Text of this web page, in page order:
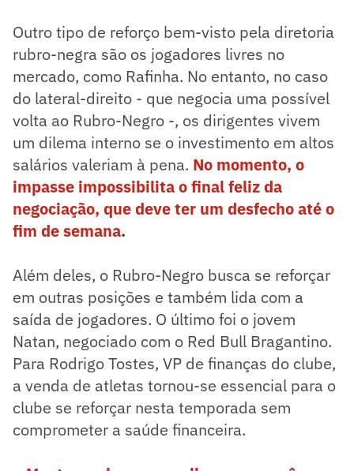
Outro tipo de reforço bem-visto pela diretoria
rubro-negra são os jogadores livres no
mercado, como Rafinha. No entanto, no caso
do lateral-direito - que negocia uma possível
volta ao Rubro-Negro -, os dirigentes vivem
um dilema interno se o investimento em altos
salários valeriam à pena. No momento, o
impasse impossibilita o final feliz da
negociação, que deve ter um desfecho até o
fim de semana.
Além deles, o Rubro-Negro busca se reforçar
em outras posições e também lida com a
saída de jogadores. O último foi o jovem
Natan, negociado com o Red Bull Bragantino.
Para Rodrigo Tostes, VP de finanças do clube,
a venda de atletas tornou-se essencial para o
clube se reforçar nesta temporada sem
comprometer a saúde financeira.